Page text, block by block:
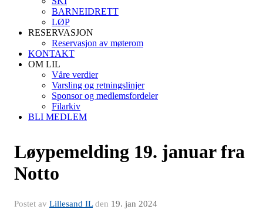
BARNEIDRETT
LØP
RESERVASJON
Reservasjon av møterom
KONTAKT
OM LIL
Våre verdier
Varsling og retningslinjer
Sponsor og medlemsfordeler
Filarkiv
BLI MEDLEM
Løypemelding 19. januar fra
Notto
Postet av Lillesand ILden 19. jan 2024